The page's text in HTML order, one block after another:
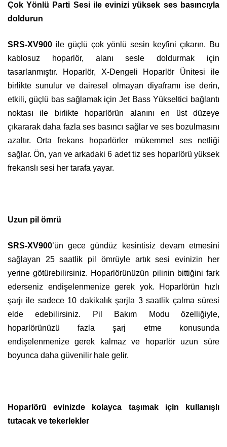
Çok Yönlü Parti Sesi ile evinizi yüksek ses basıncıyla
doldurun
SRS-XV900 ile güçlü çok yönlü sesin keyfini çıkarın. Bu
kablosuz hoparlör, alanı sesle doldurmak için
tasarlanmıştır. Hoparlör, X-Dengeli Hoparlör Ünitesi ile
birlikte sunulur ve dairesel olmayan diyaframı ise derin,
etkili, güçlü bas sağlamak için Jet Bass Yükseltici bağlantı
noktası ile birlikte hoparlörün alanını en üst düzeye
çıkararak daha fazla ses basıncı sağlar ve ses bozulmasını
azaltır. Orta frekans hoparlörler mükemmel ses netliği
sağlar. Ön, yan ve arkadaki 6 adet tiz ses hoparlörü yüksek
frekanslı sesi her tarafa yayar.
Uzun pil ömrü
SRS-XV900’ün gece gündüz kesintisiz devam etmesini
sağlayan 25 saatlik pil ömrüyle artık sesi evinizin her
yerine götürebilirsiniz. Hoparlörünüzün pilinin bittiğini fark
ederseniz endişelenmenize gerek yok. Hoparlörün hızlı
şarjı ile sadece 10 dakikalık şarjla 3 saatlik çalma süresi
elde edebilirsiniz. Pil Bakım Modu özelliğiyle,
hoparlörünüzü fazla şarj etme konusunda
endişelenmenize gerek kalmaz ve hoparlör uzun süre
boyunca daha güvenilir hale gelir.
Hoparlörü evinizde kolayca taşımak için kullanışlı
tutacak ve tekerlekler